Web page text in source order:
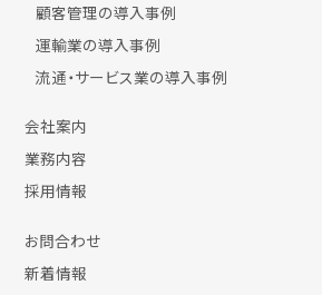
顧客管理の導入事例
運輸業の導入事例
流通・サービス業の導入事例
会社案内
業務内容
採用情報
お問合わせ
新着情報